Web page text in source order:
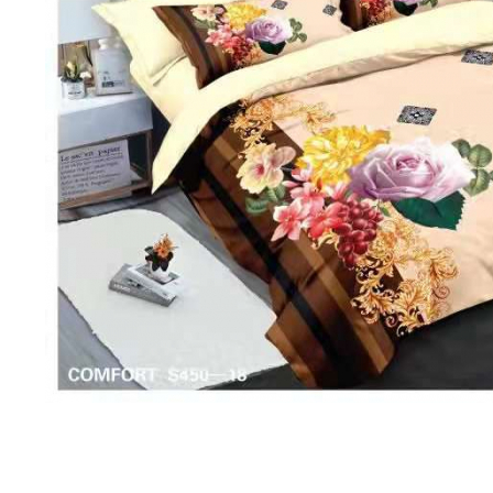
Lenjerii Creponate
Lenjerii de finet Iprimate Digital
Lenjerii de pat Bumbac 100%
Lenjerii de pat Finet + 2 Draperii
Lenjerii de pat Saten 4 piese cu
elastic